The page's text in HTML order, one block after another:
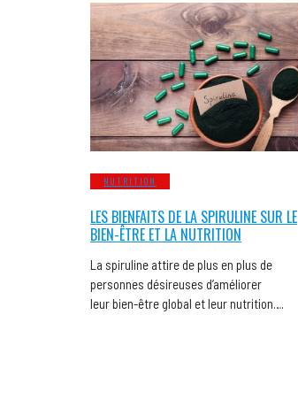
NUTRITION
LES BIENFAITS DE LA SPIRULINE SUR LE
BIEN-ÊTRE ET LA NUTRITION
La spiruline attire de plus en plus de
personnes désireuses d’améliorer
leur bien-être global et leur nutrition….